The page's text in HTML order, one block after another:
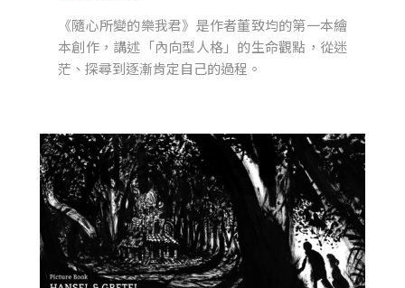
《隨心所變的樂我君》是作者董致均的第一本繪
本創作，講述「內向型人格」的生命觀點，從迷
茫、探尋到逐漸肯定自己的過程。